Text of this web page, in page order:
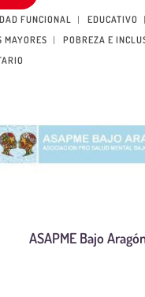
FUNCIONAL
EDUCATIVO
MAYORES
POBREZA E
ASAPME Bajo